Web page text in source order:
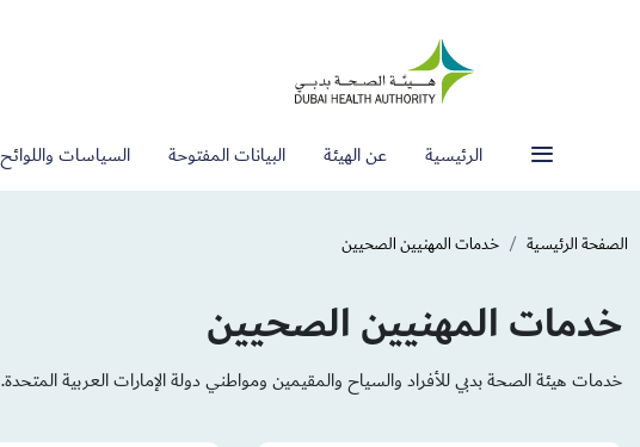
الرئيسية عن الهيئة البيانات المفتوحة السياسات واللوائح
الصفحة الرئيسية خدمات المهنيين الصحيين
خدمات المهنيين الصحيين
خدمات هيئة الصحة بدبي للأفراد والسياح والمقيمين ومواطني دولة الإمارات العربية المتحدة.